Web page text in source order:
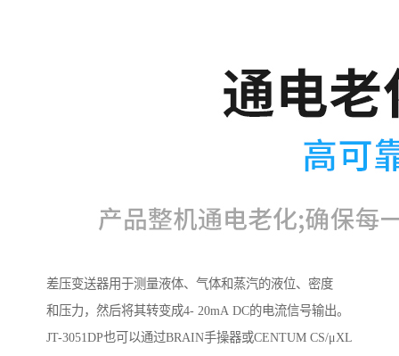
差压变送器用于测量液体、气体和蒸汽的液位、密度
和压力，然后将其转变成4- 20mA DC的电流信号输出。
JT-3051DP也可以通过BRAIN手操器或CENTUM CS/μXL